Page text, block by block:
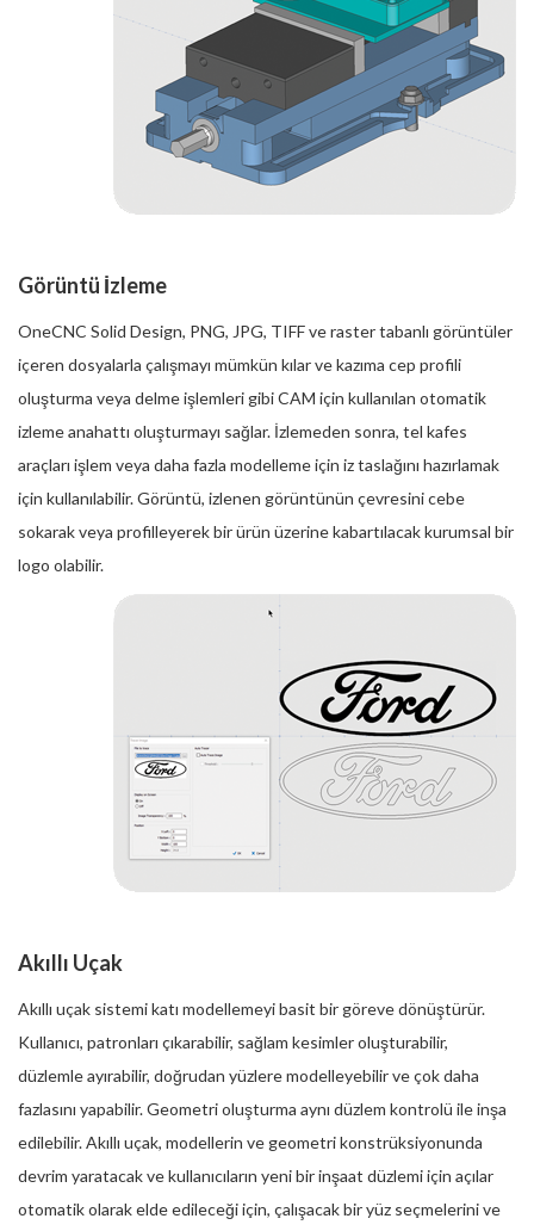
Görüntü İzleme
OneCNC Solid Design, PNG, JPG, TIFF ve raster tabanlı görüntüler
içeren dosyalarla çalışmayı mümkün kılar ve kazıma cep profili
oluşturma veya delme işlemleri gibi CAM için kullanılan otomatik
izleme anahattı oluşturmayı sağlar. İzlemeden sonra, tel kafes
araçları işlem veya daha fazla modelleme için iz taslağını hazırlamak
için kullanılabilir. Görüntü, izlenen görüntünün çevresini cebe
sokarak veya profilleyerek bir ürün üzerine kabartılacak kurumsal bir
logo olabilir.
Akıllı Uçak
Akıllı uçak sistemi katı modellemeyi basit bir göreve dönüştürür.
Kullanıcı, patronları çıkarabilir, sağlam kesimler oluşturabilir,
düzlemle ayırabilir, doğrudan yüzlere modelleyebilir ve çok daha
fazlasını yapabilir. Geometri oluşturma aynı düzlem kontrolü ile inşa
edilebilir. Akıllı uçak, modellerin ve geometri konstrüksiyonunda
devrim yaratacak ve kullanıcıların yeni bir inşaat düzlemi için açılar
otomatik olarak elde edileceği için, çalışacak bir yüz seçmelerini ve